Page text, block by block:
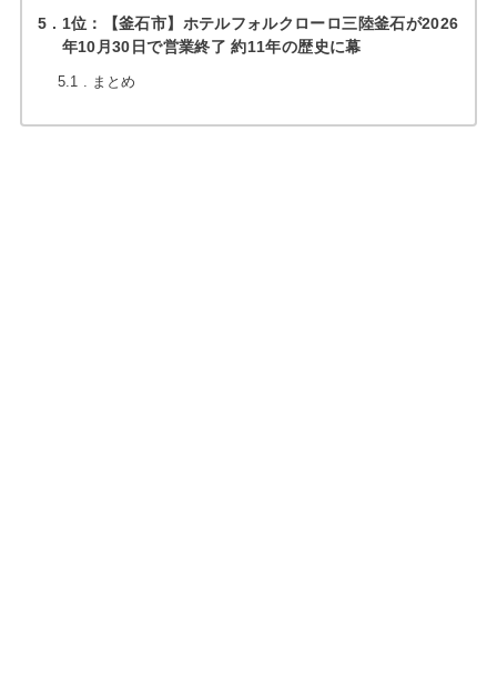
5
1位：【釜石市】ホテルフォルクローロ三陸釜石が2026
年10月30日で営業終了 約11年の歴史に幕
5.1 まとめ